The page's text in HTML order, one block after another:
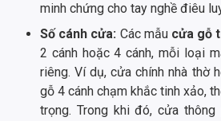
minh chứng cho tay nghề điêu
Số cánh cửa: Các mẫucửa gỗ
2 cánh hoặc 4 cánh, mỗi loại
riêng. Ví dụ, cửa chính nhà thờ
gỗ 4 cánh chạm khắc tinh xảo,
trọng. Trong khi đó, cửa